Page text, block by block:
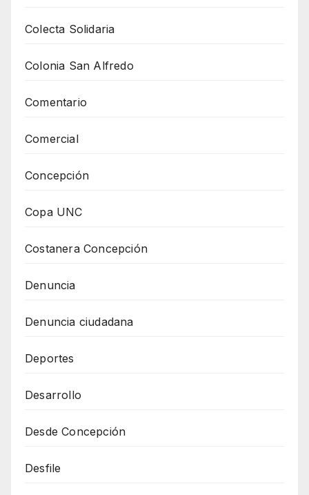
Colecta Solidaria
Colonia San Alfredo
Comentario
Comercial
Concepción
Copa UNC
Costanera Concepción
Denuncia
Denuncia ciudadana
Deportes
Desarrollo
Desde Concepción
Desfile